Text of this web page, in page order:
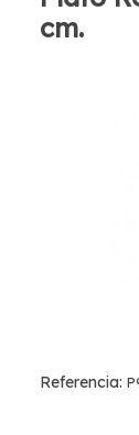
cm.
Referencia: